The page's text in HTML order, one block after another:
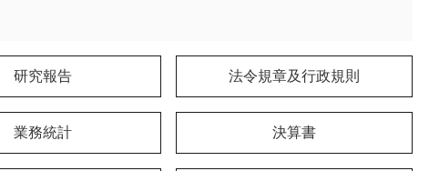
研究報告 法令規章及行政規則
業務統計 決算書